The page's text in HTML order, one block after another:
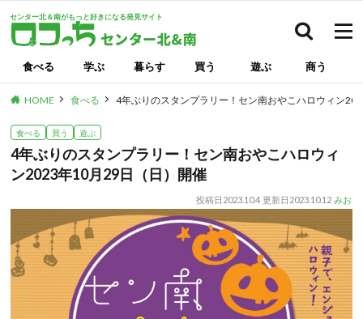
センター北＆南がもっと好きになる発見サイト
食べる 学ぶ 暮らす 買う 遊ぶ 商う
HOME 食べる 4年ぶりのスタンプラリー！セン南おやこハロウィン
食べる 買う 遊ぶ
4年ぶりのスタンプラリー！セン南おやこハロウィ
ン2023年10月29日（日）開催
投稿日 2023.10.4 更新日 2023.10.12 みお